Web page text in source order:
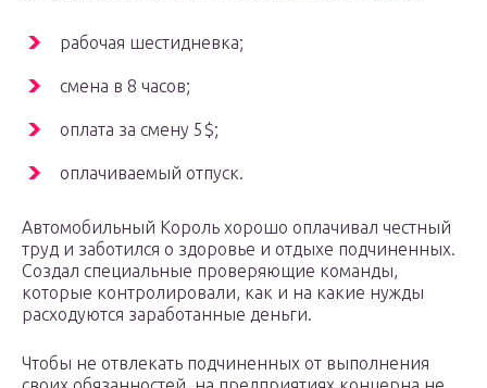
рабочая шестидневка;
смена в 8 часов;
оплата за смену 5$;
оплачиваемый отпуск.
Автомобильный Король хорошо оплачивал честный
труд и заботился о здоровье и отдыхе подчиненных.
Создал специальные проверяющие команды,
которые контролировали, как и на какие нужды
расходуются заработанные деньги.
Чтобы не отвлекать подчиненных от выполнения